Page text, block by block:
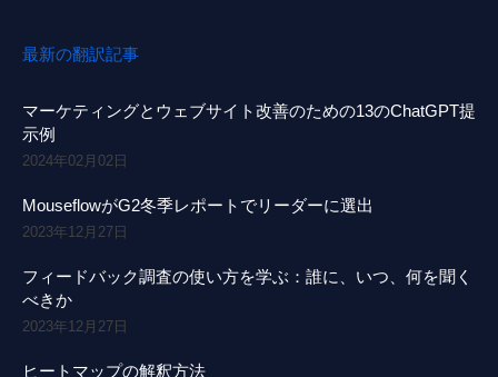
最新の翻訳記事
マーケティングとウェブサイト改善のための13のChatGPT提
示例
2024年02月02日
MouseflowがG2冬季レポートでリーダーに選出
2023年12月27日
フィードバック調査の使い方を学ぶ：誰に、いつ、何を聞く
べきか
2023年12月27日
ヒートマップの解釈方法